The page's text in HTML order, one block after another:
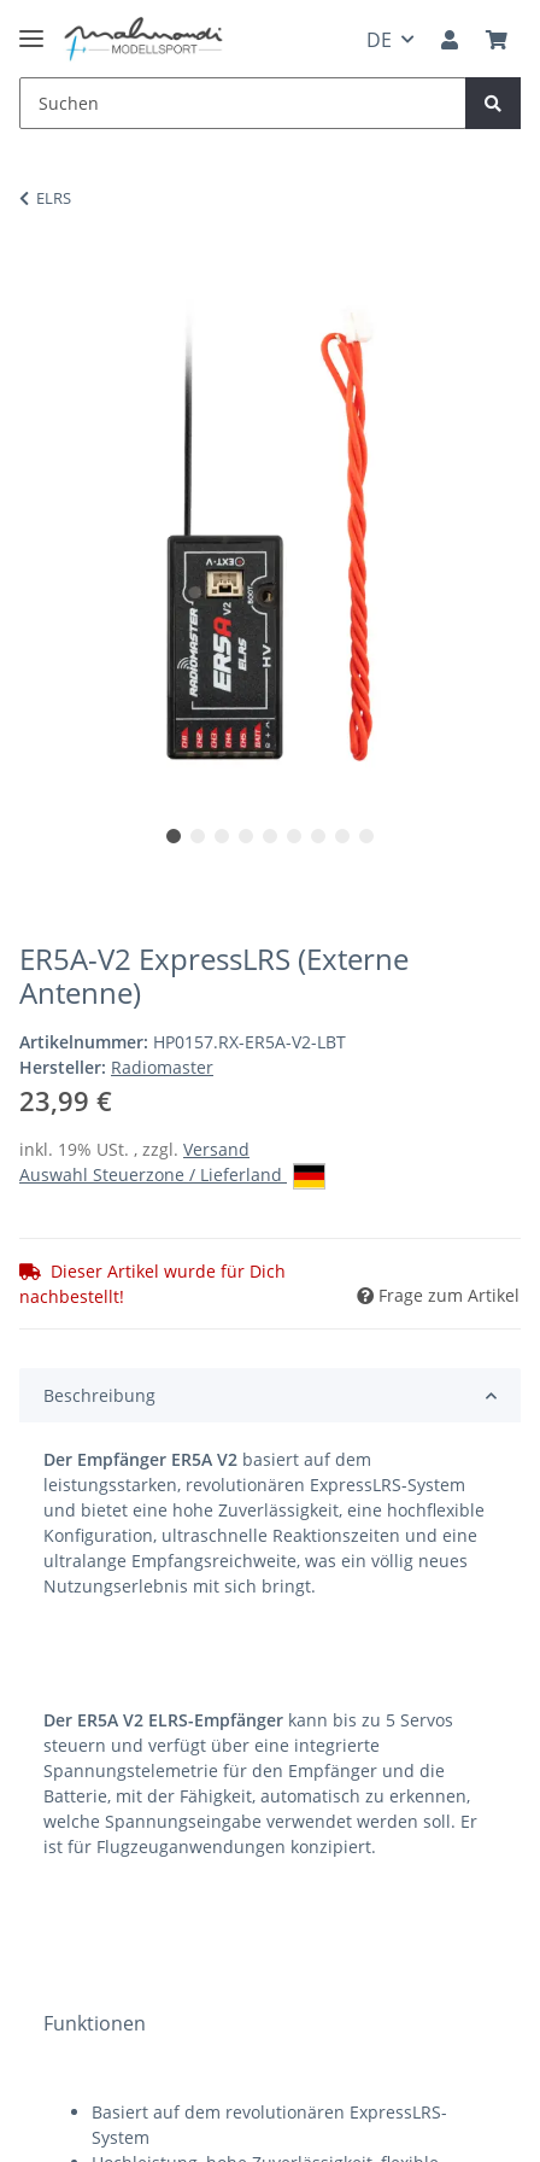
DE
ELRS
ER5A-V2 ExpressLRS (Externe
Antenne)
Artikelnummer: HP0157.RX-ER5A-V2-LBT
Hersteller: Radiomaster
23,99 €
inkl. 19% USt. , zzgl. Versand
Auswahl Steuerzone / Lieferland
Dieser Artikel wurde für Dich
nachbestellt!
Frage zum Artikel
Beschreibung
Der Empfänger ER5A V2 basiert auf dem
leistungsstarken, revolutionären ExpressLRS-System
und bietet eine hohe Zuverlässigkeit, eine hochflexible
Konfiguration, ultraschnelle Reaktionszeiten und eine
ultralange Empfangsreichweite, was ein völlig neues
Nutzungserlebnis mit sich bringt.
Der ER5A V2 ELRS-Empfänger kann bis zu 5 Servos
steuern und verfügt über eine integrierte
Spannungstelemetrie für den Empfänger und die
Batterie, mit der Fähigkeit, automatisch zu erkennen,
welche Spannungseingabe verwendet werden soll. Er
ist für Flugzeuganwendungen konzipiert.
Funktionen
Basiert auf dem revolutionären ExpressLRS-
System